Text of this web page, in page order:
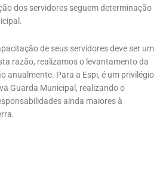
dos servidores seguem determinação
de seus servidores deve ser um
razão, realizamos o levantamento da
anualmente. Para a Espi, é um privilégio
Guarda Municipal, realizando o
ainda maiores à